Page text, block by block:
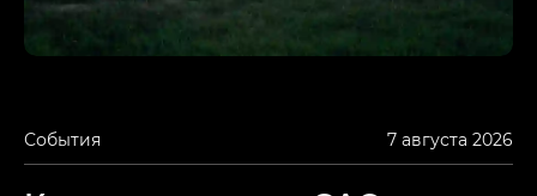
События 7 августа 2026